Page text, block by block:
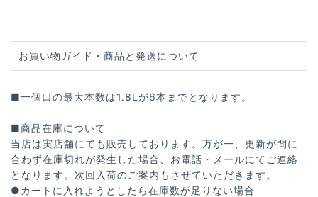
お買い物ガイド・商品と発送について
■一個口の最大本数は1.8Lが6本までとなります。
■商品在庫について
当店は実店舗にても販売しております。万が一、更新が間に
合わず在庫切れが発生した場合、お電話・メールにてご連絡
となります。次回入荷のご案内もさせていただきます。
●カートに入れようとしたら在庫数が足りない場合